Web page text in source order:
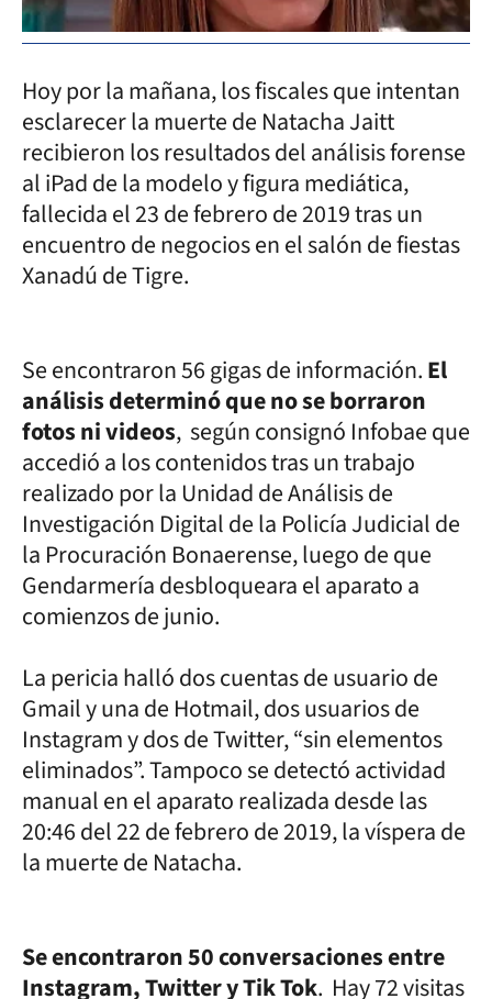
Hoy por la mañana, los fiscales que intentan
esclarecer la muerte de Natacha Jaitt
recibieron los resultados del análisis forense
al iPad de la modelo y figura mediática,
fallecida el 23 de febrero de 2019 tras un
encuentro de negocios en el salón de fiestas
Xanadú de Tigre.
Se encontraron 56 gigas de información.El
análisis determinó que no se borraron
fotos ni videos, según consignó Infobae que
accedió a los contenidos tras un trabajo
realizado por la Unidad de Análisis de
Investigación Digital de la Policía Judicial de
la Procuración Bonaerense, luego de que
Gendarmería desbloqueara el aparato a
comienzos de junio.
La pericia halló dos cuentas de usuario de
Gmail y una de Hotmail, dos usuarios de
Instagram y dos de Twitter, “sin elementos
eliminados”. Tampoco se detectó actividad
manual en el aparato realizada desde las
20:46 del 22 de febrero de 2019, la víspera de
la muerte de Natacha.
Se encontraron 50 conversaciones entre
Instagram, Twitter y Tik Tok. Hay 72 visitas